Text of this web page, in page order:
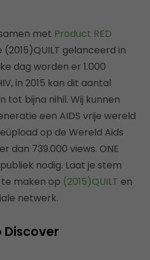
met Product RED
gelanceerd in
dag worden er 1.000
in 2015 kan dit aantal
tot bijna nihil. Wij kunnen
een AIDS vrije wereld
op de Wereld Aids
dan 739.000 views. ONE
nodig. Laat je stem
maken op (2015)QUILT en
netwerk.
Discover